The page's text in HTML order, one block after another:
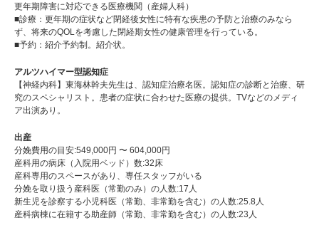
更年期障害に対応できる医療機関（産婦人科）
■診療：更年期の症状など閉経後女性に特有な疾患の予防と治療のみなら
ず、将来のQOLを考慮した閉経期女性の健康管理を行っている。
■予約：紹介予約制。紹介状。
アルツハイマー型認知症
【神経内科】東海林幹夫先生は、認知症治療名医。認知症の診断と治療、研
究のスペシャリスト。患者の症状に合わせた医療の提供。TVなどのメディ
ア出演あり。
出産
分娩費用の目安:549,000円 〜 604,000円
産科用の病床（入院用ベッド）数:32床
産科専用のスペースがあり、専任スタッフがいる
分娩を取り扱う産科医（常勤のみ）の人数:17人
新生児を診察する小児科医（常勤、非常勤を含む）の人数:25.8人
産科病棟に在籍する助産師（常勤、非常勤を含む）の人数:23人